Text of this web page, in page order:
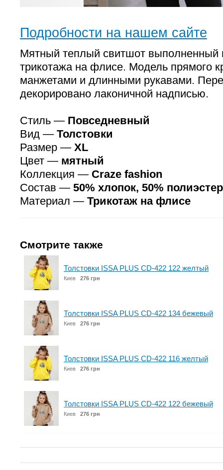
Подробности на нашем сайте
Мятный теплый свитшот выполненный
трикотажа на флисе. Модель прямого
манжетами и длинными рукавами.
декорировано лаконичной надписью.
Стиль — Повседневный
Вид — Толстовки
Размер — XL
Цвет — мятный
Коллекция — Craze fashion
Состав — 50% хлопок, 50% полиэстер
Материал — Трикотаж на флисе
Смотрите также
Толстовки ISSA PLUS CD-422 122 желтый
Киев 276 грн
Толстовки ISSA PLUS CD-422 134 бежевый
Киев 276 грн
Толстовки ISSA PLUS CD-422 116 желтый
Киев 276 грн
Толстовки ISSA PLUS CD-422 122 бежевый
Киев 276 грн